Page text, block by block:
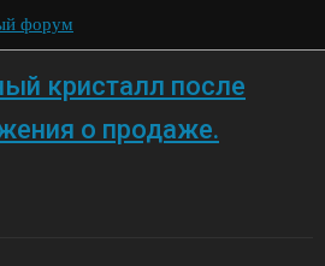
форум
кристалл после
о продаже.